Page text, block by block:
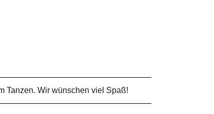
Tanzen. Wir wünschen viel Spaß!